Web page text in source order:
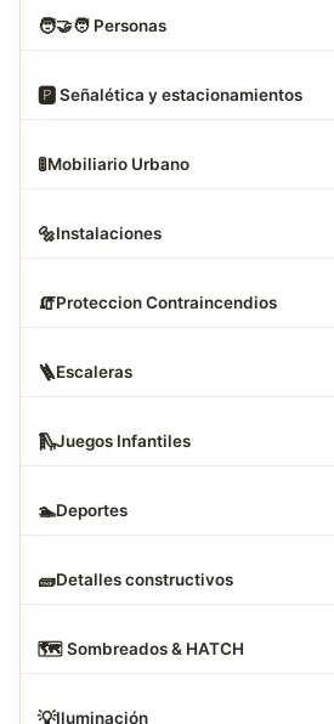
🧑‍🤝‍🧑 Personas
🅿️ Señalética y estacionamientos
🚦Mobiliario Urbano
🔩Instalaciones
🧯Proteccion Contraincendios
🪜Escaleras
🛝Juegos Infantiles
🏊Deportes
🧱Detalles constructivos
🗺️ Sombreados & HATCH
💡Iluminación